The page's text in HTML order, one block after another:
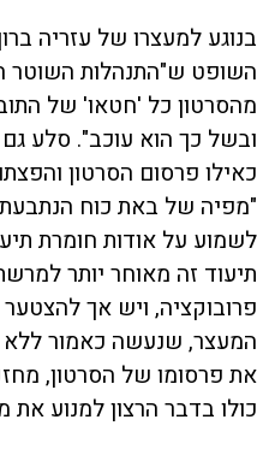
בנוגע למעצרו של עזריה
השופט ש"התנהלות השוטר
מהסרטון כל 'חטאו' של
ובשל כך הוא עוכב". סלע
כאילו פרסום הסרטון
"מפיה של באת כוח
לשמוע על אודות חומרת
תיעוד זה מאוחר יותר
פרובוקציה, ויש אך
המעצר, שנעשה כאמור ללא
את פרסומו של הסרטון,
כולו בדבר הרצון למנוע